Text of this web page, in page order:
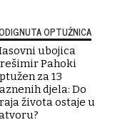
OPTUŽNICA
ubojica
Pahoki
za 13
djela: Do
života ostaje u